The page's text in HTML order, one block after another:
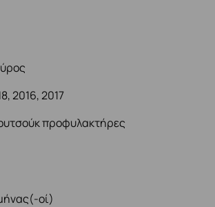
2016, 2017
προφυλακτήρες
οί)